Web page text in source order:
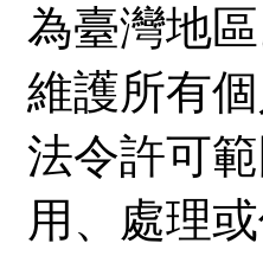
為臺灣地
維護所有
法令許可
用、處理